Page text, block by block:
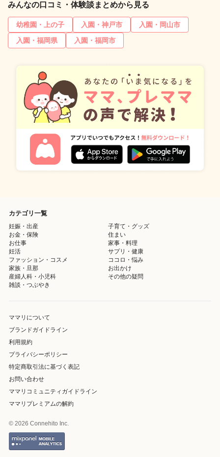
みんなの口コミ・体験談まとめから見る
幼稚園・上の子 入園・神戸市
入園・岡山市
入園・福岡県
入園・福岡市
カテゴリ一覧
妊娠・出産
子育て・グッズ
お金・保険
住まい
お仕事
家事・料理
妊活
サプリ・健康
ファッション・コスメ
ココロ・悩み
家族・旦那
お出かけ
産婦人科・小児科
その他の疑問
雑談・つぶやき
ママリについて
ブランドガイドライン
利用規約
プライバシーポリシー
特定商取引法に基づく表記
お問い合わせ
ママリコミュニティガイドライン
ママリプレミアムの解約
© 2026 Connehito Inc.